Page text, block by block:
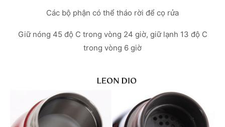
Các bộ phận có thể tháo rời để cọ rửa
Giữ nóng 45 độ C trong vòng 24 giờ, giữ lạnh 13 độ C
trong vòng 6 giờ